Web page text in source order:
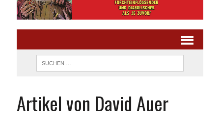
Artikel von David Auer